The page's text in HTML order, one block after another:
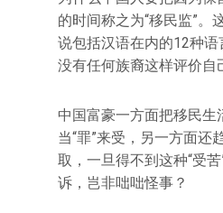
的时间称之为“移民监”。
说包括汉语在内的12种
没有任何族裔这样评价自
中国富豪一方面把移民生
当“罪”来受，另一方面还
取，一旦得不到这种“受
诉，岂非咄咄怪事？